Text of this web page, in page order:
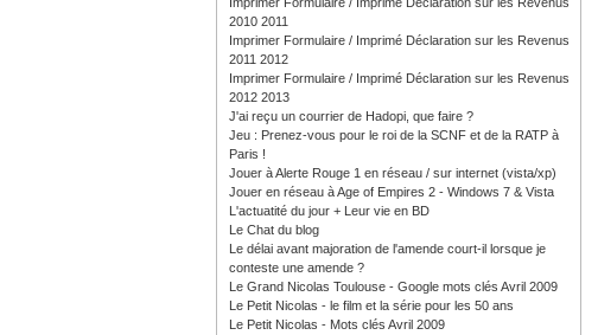
2010 2011
Imprimer Formulaire / Imprimé Déclaration sur les Revenus
2011 2012
Imprimer Formulaire / Imprimé Déclaration sur les Revenus
2012 2013
J'ai reçu un courrier de Hadopi, que faire ?
Jeu : Prenez-vous pour le roi de la SCNF et de la RATP à
Paris !
Jouer à Alerte Rouge 1 en réseau / sur internet (vista/xp)
Jouer en réseau à Age of Empires 2 - Windows 7 & Vista
L'actuatité du jour + Leur vie en BD
Le Chat du blog
Le délai avant majoration de l'amende court-il lorsque je
conteste une amende ?
Le Grand Nicolas Toulouse - Google mots clés Avril 2009
Le Petit Nicolas - le film et la série pour les 50 ans
Le Petit Nicolas - Mots clés Avril 2009